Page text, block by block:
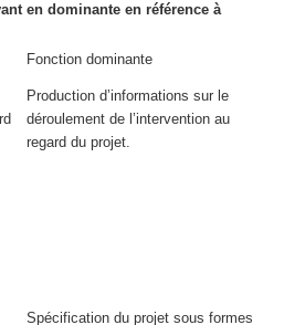
en dominante en référence à
Fonction dominante
Production d’informations sur le
déroulement de l’intervention au
regard du projet.
Spécification du projet sous formes